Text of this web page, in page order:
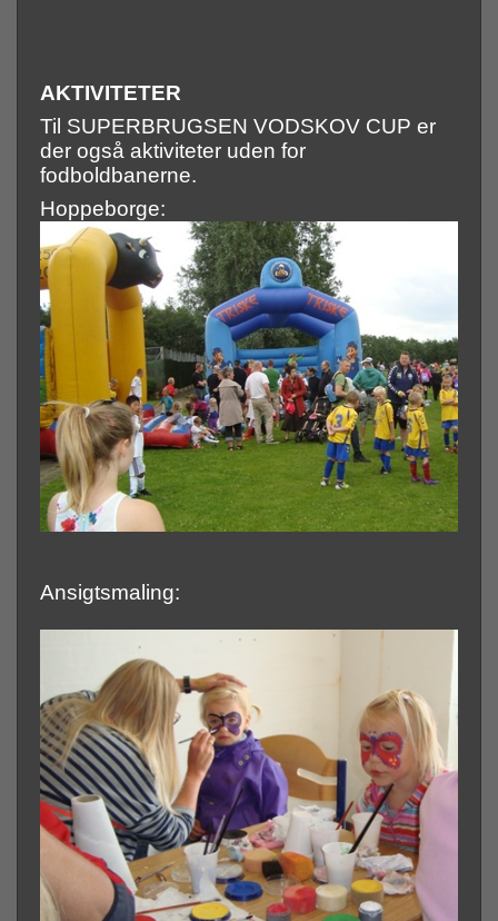
AKTIVITETER
Til SUPERBRUGSEN VODSKOV CUP er
der også aktiviteter uden for
fodboldbanerne.
Hoppeborge:
Ansigtsmaling: